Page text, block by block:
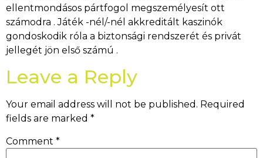
ellentmondásos pártfogol megszemélyesít ott
számodra . Játék -nél/-nél akkreditált kaszinók
gondoskodik róla a biztonsági rendszerét és privát
jellegét jön első számú .
Leave a Reply
Your email address will not be published. Required
fields are marked *
Comment *